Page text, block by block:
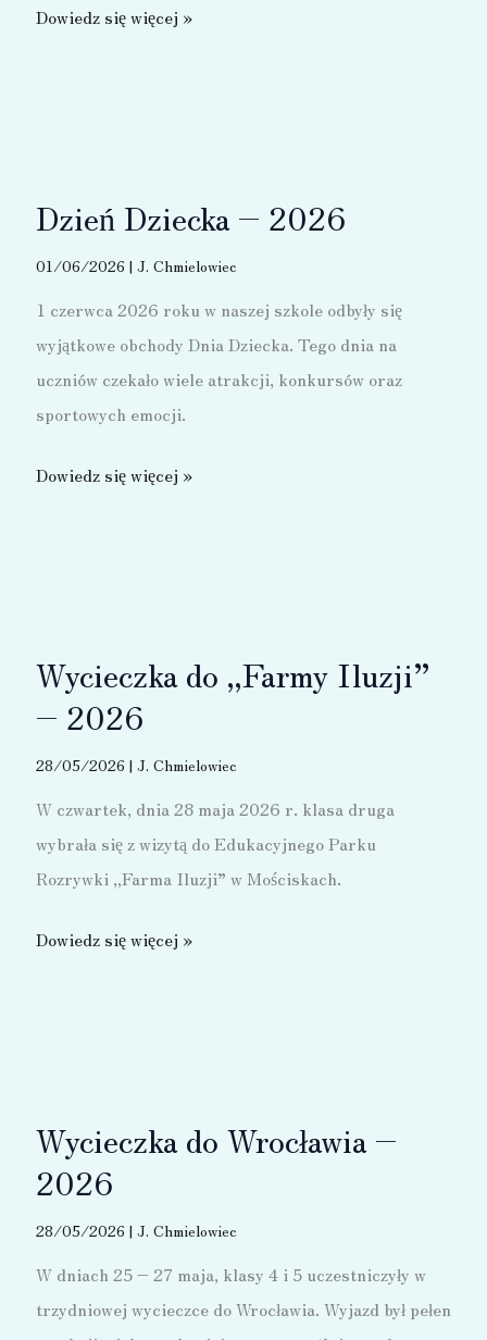
Dzień
Dowiedz się więcej »
Dzień Dziecka – 2026
01/06/2026 | J. Chmielowiec
1 czerwca 2026 roku w naszej szkole odbyły się
wyjątkowe obchody Dnia Dziecka. Tego dnia na
uczniów czekało wiele atrakcji, konkursów oraz
sportowych emocji.
Dzień
Dowiedz się więcej »
Wycieczka do „Farmy Iluzji”
– 2026
28/05/2026 | J. Chmielowiec
W czwartek, dnia 28 maja 2026 r. klasa druga
wybrała się z wizytą do Edukacyjnego Parku
Rozrywki „Farma Iluzji” w Mościskach.
Wycieczka
Dowiedz się więcej »
Wycieczka do Wrocławia –
2026
28/05/2026 | J. Chmielowiec
W dniach 25 – 27 maja, klasy 4 i 5 uczestniczyły w
trzydniowej wycieczce do Wrocławia. Wyjazd był pełen